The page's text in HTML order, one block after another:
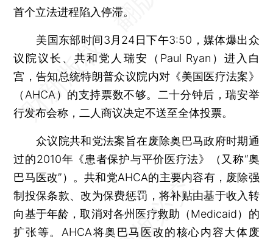
首个立法进程陷入停滞。
美国东部时间3月24日下午3:50，媒体爆出众
议院议长、共和党人瑞安（Paul Ryan）进入白
宫，告知总统特朗普众议院内对《美国医疗法案》
（AHCA）的支持票数不够。二十分钟后，瑞安举
行发布会称，二人商议决定不送至全体投票。
众议院共和党法案旨在废除奥巴马政府时期通
过的2010年《患者保护与平价医疗法》（又称“奥
巴马医改”）。共和党AHCA的主要内容有，废除强
制投保条款、改为保费惩罚，将补贴由基于收入转
向基于年龄，取消对各州医疗救助（Medicaid）的
扩张等。AHCA将奥巴马医改的核心内容大体废